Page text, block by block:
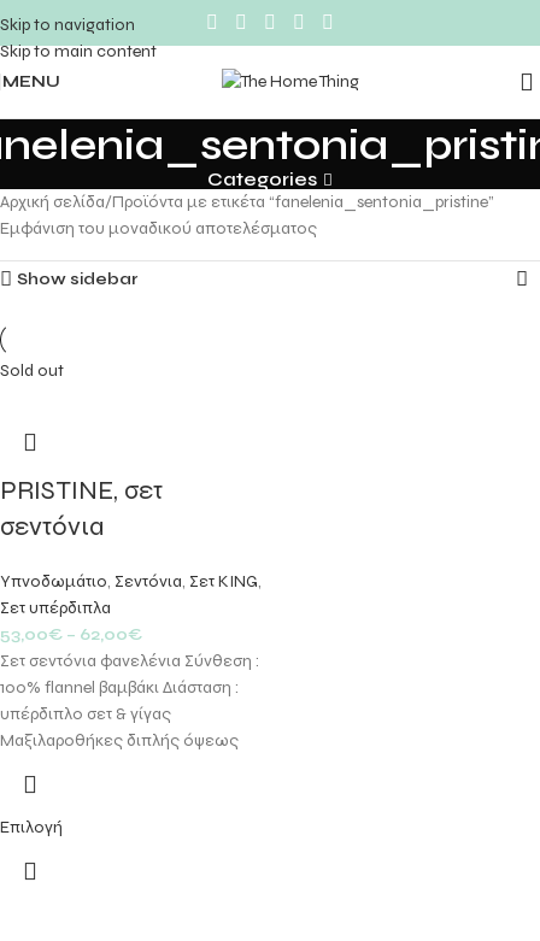
Skip to navigation
Skip to main content
MENU
Categories
Αρχική σελίδα Προϊόντα με ετικέτα “fanelenia_sentonia_pristine”
Εμφάνιση του μοναδικού αποτελέσματος
Show sidebar
Sold out
PRISTINE, σετ
σεντόνια
Υπνοδωμάτιο, Σεντόνια, Σετ KING,
Σετ υπέρδιπλα
53,00€ – 62,00€
Σετ σεντόνια φανελένια Σύνθεση :
100% flannel βαμβάκι Διάσταση :
υπέρδιπλο σετ & γίγας
Μαξιλαροθήκες διπλής όψεως
Επιλογή